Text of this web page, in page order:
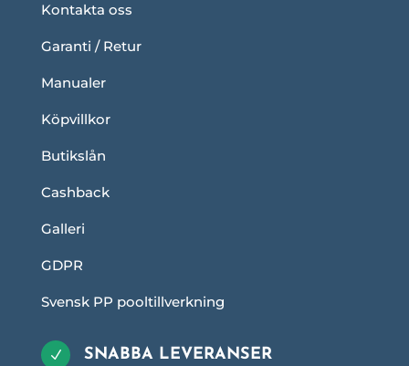
Kontakta oss
Garanti / Retur
Manualer
Köpvillkor
Butikslån
Cashback
Galleri
GDPR
Svensk PP pooltillverkning
N SNABBA LEVERANSER